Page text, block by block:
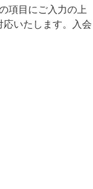
項目にご入力の上
応いたします。入会